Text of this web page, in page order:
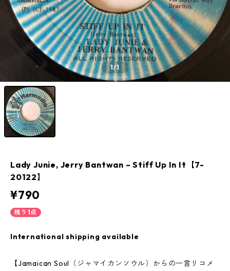
1/1
Lady Junie, Jerry Bantwan ‎– Stiff Up In It【7-
20122】
¥790
残り1点
International shipping available
【Jamaican Soul（ジャマイカンソウル）からの一言リコメ